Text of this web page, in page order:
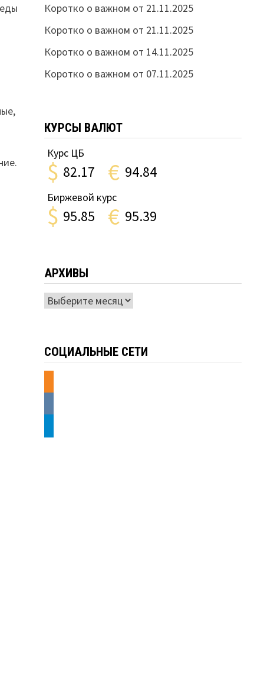
Коротко о важном от 21.11.2025
Коротко о важном от 21.11.2025
Коротко о важном от 14.11.2025
Коротко о важном от 07.11.2025
КУРСЫ ВАЛЮТ
Курс ЦБ
$ 82.17 € 94.84
Биржевой курс
$ 95.85 € 95.39
АРХИВЫ
Архивы
СОЦИАЛЬНЫЕ СЕТИ